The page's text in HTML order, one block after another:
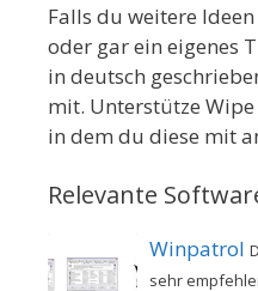
Falls du weitere
oder gar ein eigenes
in deutsch
mit. Unterstütze
in dem du diese mit
Relevante
Winpatrol
sehr